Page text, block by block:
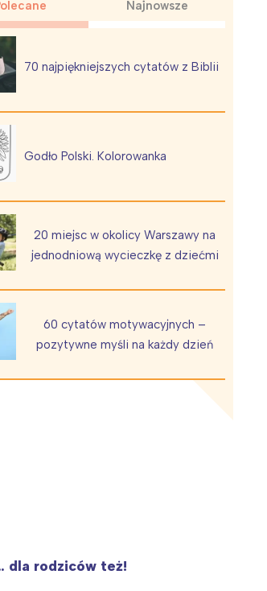
Najnowsze
70 najpiękniejszych cytatów z Biblii
Godło Polski. Kolorowanka
20 miejsc w okolicy Warszawy na
jednodniową wycieczkę z dziećmi
60 cytatów motywacyjnych –
pozytywne myśli na każdy dzień
dla rodziców też!